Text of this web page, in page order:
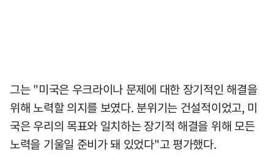
그는 "미국은 우크라이나 문제에 대한 장기적인 해결을
위해 노력할 의지를 보였다. 분위기는 건설적이었고, 미
국은 우리의 목표와 일치하는 장기적 해결을 위해 모든
노력을 기울일 준비가 돼 있었다"고 평가했다.